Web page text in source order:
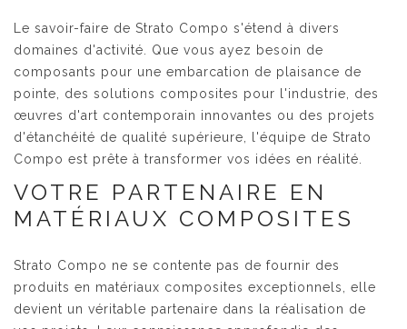
Le savoir-faire de Strato Compo s'étend à divers
domaines d'activité. Que vous ayez besoin de
composants pour une embarcation de plaisance de
pointe, des solutions composites pour l'industrie, des
œuvres d'art contemporain innovantes ou des projets
d'étanchéité de qualité supérieure, l'équipe de Strato
Compo est prête à transformer vos idées en réalité.
VOTRE PARTENAIRE EN
MATÉRIAUX COMPOSITES
Strato Compo ne se contente pas de fournir des
produits en matériaux composites exceptionnels, elle
devient un véritable partenaire dans la réalisation de